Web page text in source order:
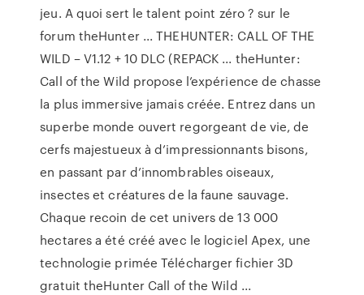
jeu. A quoi sert le talent point zéro ? sur le
forum theHunter ... THEHUNTER: CALL OF THE
WILD – V1.12 + 10 DLC (REPACK ... theHunter:
Call of the Wild propose l’expérience de chasse
la plus immersive jamais créée. Entrez dans un
superbe monde ouvert regorgeant de vie, de
cerfs majestueux à d’impressionnants bisons,
en passant par d’innombrables oiseaux,
insectes et créatures de la faune sauvage.
Chaque recoin de cet univers de 13 000
hectares a été créé avec le logiciel Apex, une
technologie primée Télécharger fichier 3D
gratuit theHunter Call of the Wild ...